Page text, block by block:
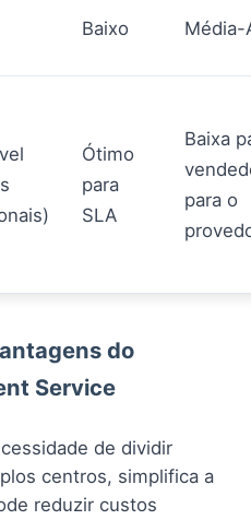
Baixo Média-
Ótimo
para
SLA
Baixa
para o
do
Service
de dividir
centros, simplifica a
reduzir custos